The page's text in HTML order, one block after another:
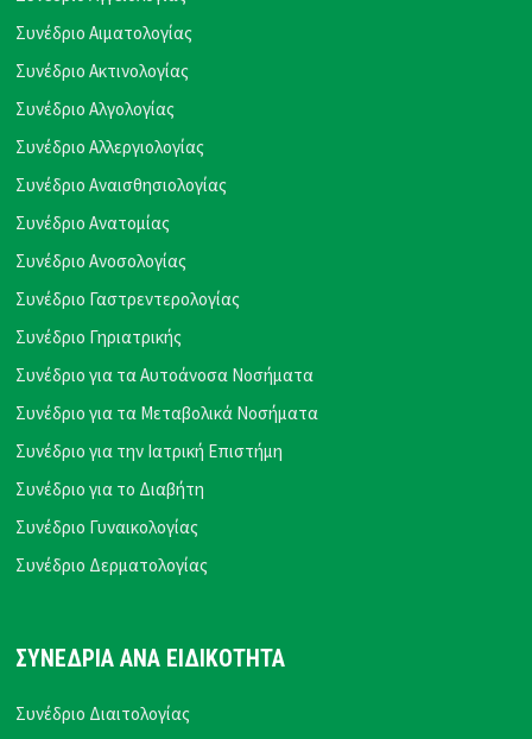
Συνέδριο Αιματολογίας
Συνέδριο Ακτινολογίας
Συνέδριο Αλγολογίας
Συνέδριο Αλλεργιολογίας
Συνέδριο Αναισθησιολογίας
Συνέδριο Ανατομίας
Συνέδριο Ανοσολογίας
Συνέδριο Γαστρεντερολογίας
Συνέδριο Γηριατρικής
Συνέδριο για τα Αυτοάνοσα Νοσήματα
Συνέδριο για τα Μεταβολικά Νοσήματα
Συνέδριο για την Ιατρική Επιστήμη
Συνέδριο για το Διαβήτη
Συνέδριο Γυναικολογίας
Συνέδριο Δερματολογίας
ΣΥΝΕΔΡΙΑ ΑΝΑ ΕΙΔΙΚΟΤΗΤΑ
Συνέδριο Διαιτολογίας